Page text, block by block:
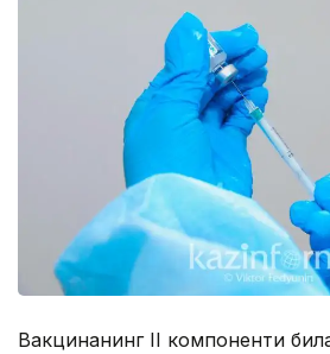
Вакцинанинг II компоненти